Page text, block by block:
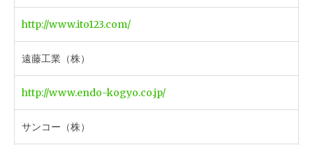
http://www.ito123.com/
遠藤工業（株）
http://www.endo-kogyo.co.jp/
サンコー（株）